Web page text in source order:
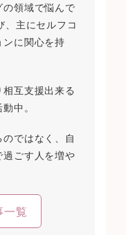
領域で悩んで
、主にセルフコ
ンに関心を持
互支援出来る
中。
ではなく、自
ごす人を増や
一覧